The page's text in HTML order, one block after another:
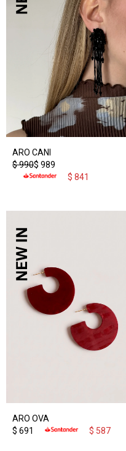
ARO CANI
$ 989
$990
$ 841
ARO OVA
$ 691 $ 587